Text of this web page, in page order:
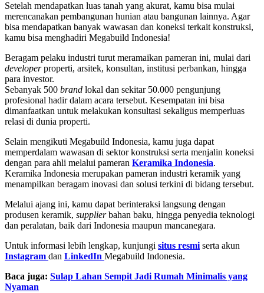
Setelah mendapatkan luas tanah yang akurat, kamu bisa mulai
merencanakan pembangunan hunian atau bangunan lainnya. Agar
bisa mendapatkan banyak wawasan dan koneksi terkait konstruksi,
kamu bisa menghadiri Megabuild Indonesia!
Beragam pelaku industri turut meramaikan pameran ini, mulai dari
developerproperti, arsitek, konsultan, institusi perbankan, hingga
para investor.
Sebanyak 500 brand lokal dan sekitar 50.000 pengunjung
profesional hadir dalam acara tersebut. Kesempatan ini bisa
dimanfaatkan untuk melakukan konsultasi sekaligus memperluas
relasi di dunia properti.
Selain mengikuti Megabuild Indonesia, kamu juga dapat
memperdalam wawasan di sektor konstruksi serta menjalin koneksi
dengan para ahli melalui pameran Keramika Indonesia.
Keramika Indonesia merupakan pameran industri keramik yang
menampilkan beragam inovasi dan solusi terkini di bidang tersebut.
Melalui ajang ini, kamu dapat berinteraksi langsung dengan
produsen keramik, supplierbahan baku, hingga penyedia teknologi
dan peralatan, baik dari Indonesia maupun mancanegara.
Untuk informasi lebih lengkap, kunjungi situs resmiserta akun
Instagram dan LinkedIn Megabuild Indonesia.
Baca juga: Sulap Lahan Sempit Jadi Rumah Minimalis yang
Nyaman